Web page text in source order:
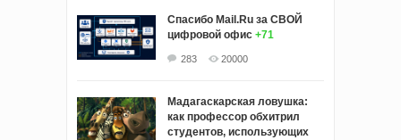
Спасибо Mail.Ru за СВОЙ
цифровой офис +71
283 20000
Мадагаскарская ловушка:
как профессор обхитрил
студентов, использующих